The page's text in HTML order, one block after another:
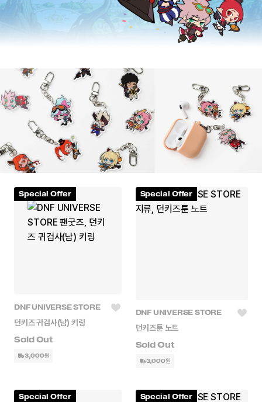
Special Offer
DNF UNIVERSE STORE
던키즈 귀검사(남) 키링
3,000원
Special Offer
DNF UNIVERSE STORE
던키즈툰 노트
3,000원
Special Offer Special Offer